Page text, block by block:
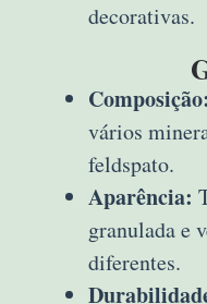
decorativas.
Composição:
vários
feldspato.
Aparência:
granulada e
diferentes.